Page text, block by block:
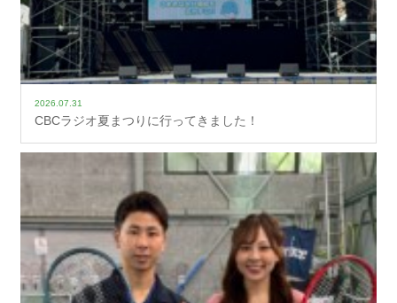
2026.07.31
CBCラジオ夏まつりに行ってきました！